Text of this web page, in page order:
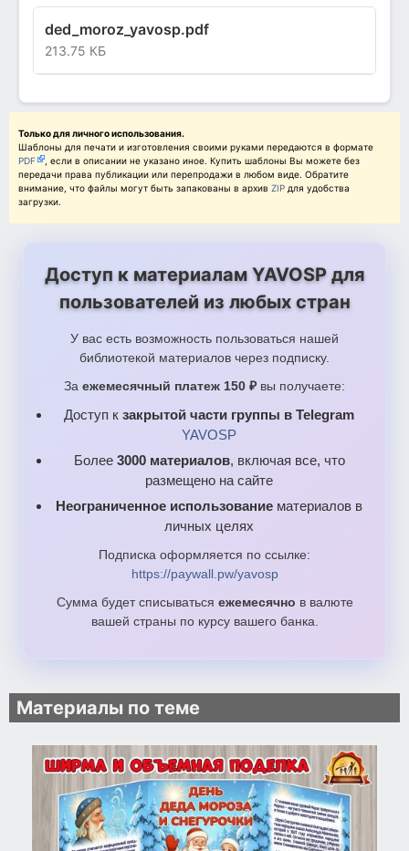
ded_moroz_yavosp.pdf
213.75 КБ
Только для личного использования.
Шаблоны для печати и изготовления своими руками передаются в формате
PDF
, если в описании не указано иное. Купить шаблоны Вы можете без
передачи права публикации или перепродажи в любом виде. Обратите
внимание, что файлы могут быть запакованы в архив ZIP для удобства
загрузки.
Доступ к материалам YAVOSP для
пользователей из любых стран
У вас есть возможность пользоваться нашей
библиотекой материалов через подписку.
За ежемесячный платеж 150 ₽ вы получаете:
Доступ к закрытой части группы в Telegram
YAVOSP
Более 3000 материалов, включая все, что
размещено на сайте
Неограниченное использование материалов в
личных целях
Подписка оформляется по ссылке:
https://paywall.pw/yavosp
Сумма будет списываться ежемесячно в валюте
вашей страны по курсу вашего банка.
Материалы по теме